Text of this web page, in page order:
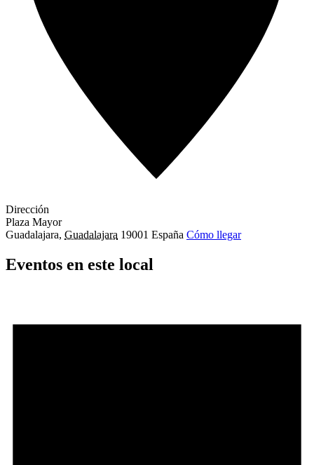
Dirección
Plaza Mayor
Guadalajara, Guadalajara 19001 España Cómo llegar
Eventos en este local